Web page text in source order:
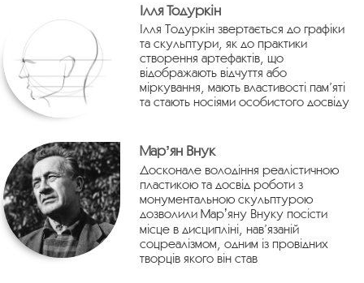
Ілля Тодуркін
Ілля Тодуркін звертається до графіки
та скульптури, як до практики
створення артефактів, що
відображають відчуття або
міркування, мають властивості пам’яті
та стають носіями особистого досвіду
Марʼян Внук
Досконале володіння реалістичною
пластикою та досвід роботи з
монументальною скульптурою
дозволили Марʼяну Внуку посісти
місце в дисципліні, нав’язаній
соцреалізмом, одним із провідних
творців якого він став